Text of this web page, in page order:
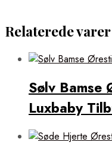
Relaterede varer
Sølv
Luxbaby